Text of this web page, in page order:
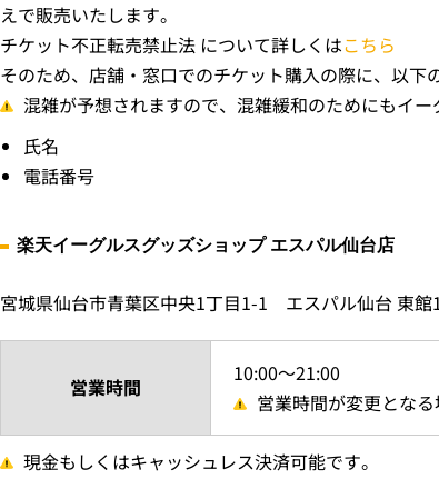
えで販売いたします。
チケット不正転売禁止法 について詳しくはこちら
そのため、店舗・窓口でのチケット購入の際に、以下
混雑が予想されますので、混雑緩和のためにもイ
氏名
電話番号
楽天イーグルスグッズショップ エスパル仙台店
宮城県仙台市青葉区中央1丁目1-1 エスパル仙台 東館
営業時間
10:00～21:00
営業時間が変更とな
現金もしくはキャッシュレス決済可能です。